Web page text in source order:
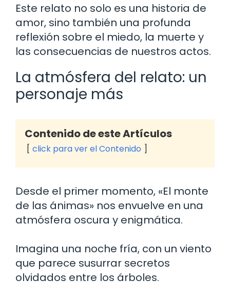
Este relato no solo es una historia de
amor, sino también una profunda
reflexión sobre el miedo, la muerte y
las consecuencias de nuestros actos.
La atmósfera del relato: un
personaje más
Contenido de este Artículos
click para ver el Contenido
Desde el primer momento, «El monte
de las ánimas» nos envuelve en una
atmósfera oscura y enigmática.
Imagina una noche fría, con un viento
que parece susurrar secretos
olvidados entre los árboles.